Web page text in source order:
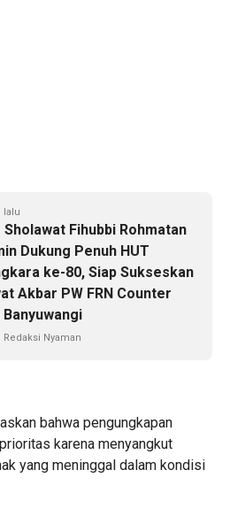
lalu
Sholawat Fihubbi Rohmatan
Dukung Penuh HUT
ke-80, Siap Sukseskan
Akbar PW FRN Counter
Banyuwangi
Redaksi Nyaman
bahwa pengungkapan
karena menyangkut
yang meninggal dalam kondisi